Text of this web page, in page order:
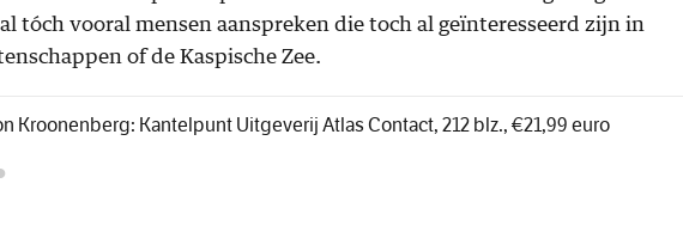
tóch vooral mensen aanspreken die toch al geïnteresseerd zijn in
of de Kaspische Zee.
Kroonenberg: Kantelpunt Uitgeverij Atlas Contact, 212 blz., €21,99 euro